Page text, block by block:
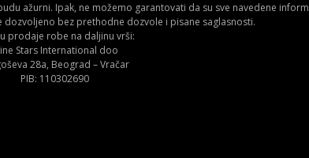
ažurni. Ipak, ne možemo garantovati da su sve navedene
dozvoljeno bez prethodne dozvole i pisane saglasnosti.
prodaje robe na daljinu vrši:
Stars International doo
28a, Beograd – Vračar
PIB: 110302690